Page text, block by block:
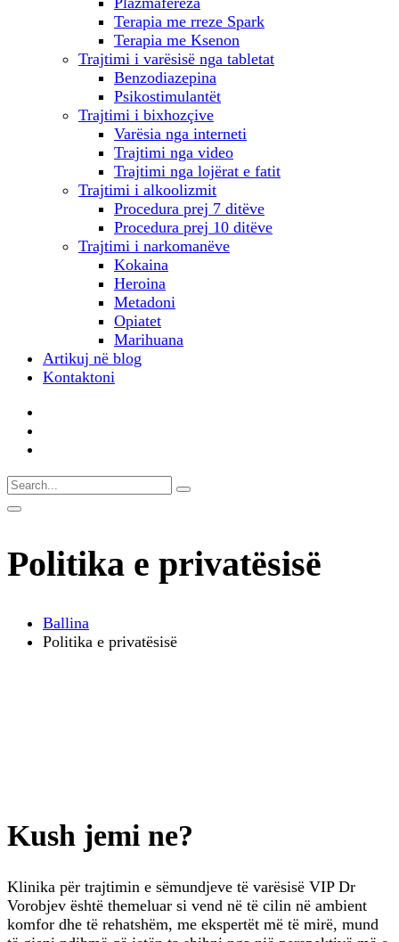
Terapia me rreze Spark
Terapia me Ksenon
Trajtimi i varësisë nga tabletat
Benzodiazepina
Psikostimulantët
Trajtimi i bixhozçive
Varësia nga interneti
Trajtimi nga video
Trajtimi nga lojërat e fatit
Trajtimi i alkoolizmit
Procedura prej 7 ditëve
Procedura prej 10 ditëve
Trajtimi i narkomanëve
Kokaina
Heroina
Metadoni
Opiatet
Marihuana
Artikuj në blog
Kontaktoni
Politika e privatësisë
Ballina
Politika e privatësisë
Kush jemi ne?
Klinika për trajtimin e sëmundjeve të varësisë VIP Dr
Vorobjev është themeluar si vend në të cilin në ambient
komfor dhe të rehatshëm, me ekspertët më të mirë, mund